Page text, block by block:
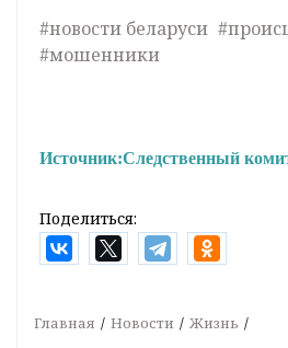
#новости беларуси
#мошенники
Источник:Следственный
Поделиться:
Главная Новости Жизнь